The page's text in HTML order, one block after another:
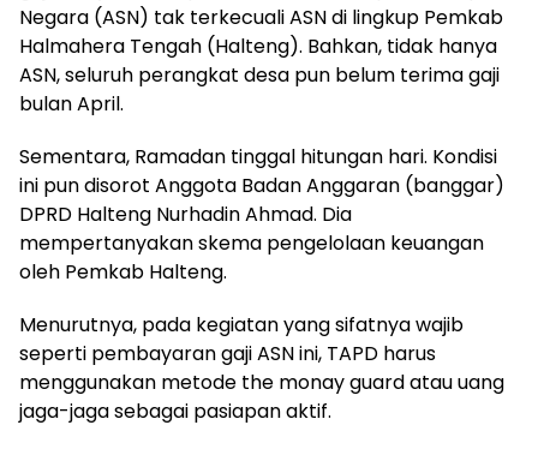
Negara (ASN) tak terkecuali ASN di lingkup Pemkab
Halmahera Tengah (Halteng). Bahkan, tidak hanya
ASN, seluruh perangkat desa pun belum terima gaji
bulan April.
Sementara, Ramadan tinggal hitungan hari. Kondisi
ini pun disorot Anggota Badan Anggaran (banggar)
DPRD Halteng Nurhadin Ahmad. Dia
mempertanyakan skema pengelolaan keuangan
oleh Pemkab Halteng.
Menurutnya, pada kegiatan yang sifatnya wajib
seperti pembayaran gaji ASN ini, TAPD harus
menggunakan metode the monay guard atau uang
jaga-jaga sebagai pasiapan aktif.